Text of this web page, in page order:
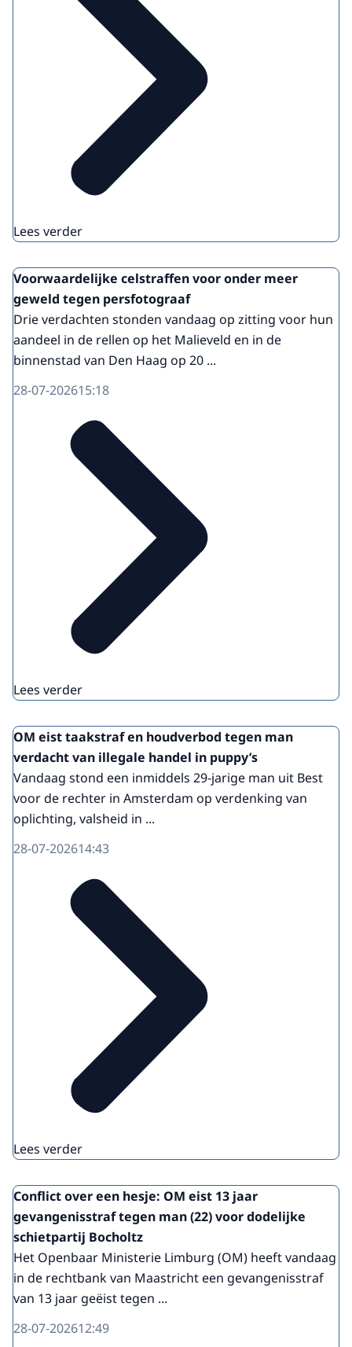
Lees verder
Voorwaardelijke celstraffen voor onder meer
geweld tegen persfotograaf
Drie verdachten stonden vandaag op zitting voor hun
aandeel in de rellen op het Malieveld en in de
binnenstad van Den Haag op 20 ...
28-07-202615:18
Lees verder
OM eist taakstraf en houdverbod tegen man
verdacht van illegale handel in puppy’s
Vandaag stond een inmiddels 29-jarige man uit Best
voor de rechter in Amsterdam op verdenking van
oplichting, valsheid in ...
28-07-202614:43
Lees verder
Conflict over een hesje: OM eist 13 jaar
gevangenisstraf tegen man (22) voor dodelijke
schietpartij Bocholtz
Het Openbaar Ministerie Limburg (OM) heeft vandaag
in de rechtbank van Maastricht een gevangenisstraf
van 13 jaar geëist tegen ...
28-07-202612:49